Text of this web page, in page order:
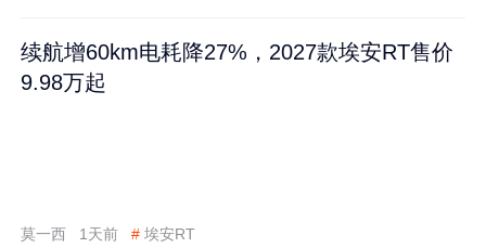
续航增60km电耗降27%，2027款埃安RT售价
9.98万起
莫一西 1天前 # 埃安RT